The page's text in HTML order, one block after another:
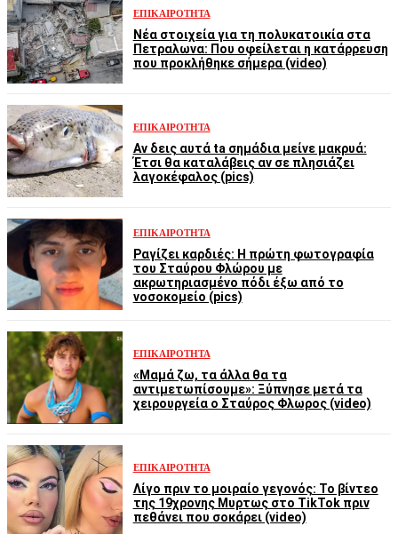
ΕΠΙΚΑΙΡΌΤΗΤΑ
Νέα στοιχεία για τη πολυκατοικία στα
Πετραλωνα: Που οφείλεται η κατάρρευση
που προκλήθηκε σήμερα (video)
ΕΠΙΚΑΙΡΌΤΗΤΑ
Αν δεις αυτά ta σημάδια μείνε μακρυά:
Έτσι θα καταλάβεις αν σε πλησιάζει
λαγοκέφαλος (pics)
ΕΠΙΚΑΙΡΌΤΗΤΑ
Ραγίζει καρδιές: Η πρώτη φωτογραφία
του Σταύρου Φλώρου με
ακρωτηριασμένο πόδι έξω από το
νοσοκομείο (pics)
ΕΠΙΚΑΙΡΌΤΗΤΑ
«Μαμά ζω, τα άλλα θα τα
αντιμετωπίσουμε»: Ξύπνησε μετά τα
χειρουργεία ο Σταύρος Φλωρος (video)
ΕΠΙΚΑΙΡΌΤΗΤΑ
Λίγο πριν το μοιραίο γεγονός: Το βίντεο
της 19χρονης Μυρτως στο TikTok πριν
πεθάνει που σοκάρει (video)